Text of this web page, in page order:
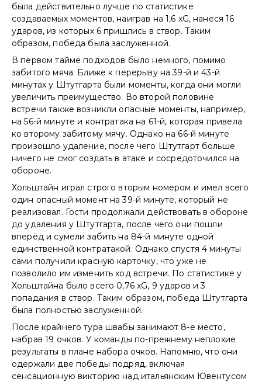
была действительно лучше по статистике
создаваемых моментов, наиграв на 1,6 xG, нанеся 16
ударов, из которых 6 пришлись в створ. Таким
образом, победа была заслуженной.
В первом тайме подходов было немного, помимо
забитого мяча. Ближе к перерыву на 39-й и 43-й
минутах у Штутгарта были моменты, когда они могли
увеличить преимущество. Во второй половине
встречи также возникли опасные моменты, например,
на 56-й минуте и контратака на 61-й, которая привела
ко второму забитому мячу. Однако на 66-й минуте
произошло удаление, после чего Штутгарт больше
ничего не смог создать в атаке и сосредоточился на
обороне.
Хольштайн играл строго вторым номером и имел всего
один опасный момент на 39-й минуте, который не
реализовал. Гости продолжали действовать в обороне
до удаления у Штутгарта, после чего они пошли
вперёд и сумели забить на 84-й минуте одной
единственной контратакой. Однако спустя 4 минуты
сами получили красную карточку, что уже не
позволило им изменить ход встречи. По статистике у
Хольштайна было всего 0,76 xG, 9 ударов и 3
попадания в створ. Таким образом, победа Штутгарта
была полностью заслуженной.
После крайнего тура швабы занимают 8-е место,
набрав 19 очков. У команды по-прежнему неплохие
результаты в плане набора очков. Напомню, что они
одержали две победы подряд, включая
сенсационную викторию над итальянским Ювентусом